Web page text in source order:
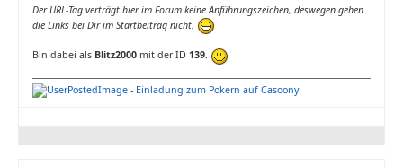
Der URL-Tag verträgt hier im Forum keine Anführungszeichen, deswegen gehen
die Links bei Dir im Startbeitrag nicht.
Bin dabei als Blitz2000 mit der ID 139.
- Einladung zum Pokern auf Casoony